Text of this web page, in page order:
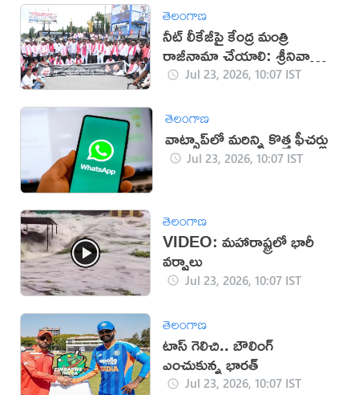
తెలంగాణ
నీట్ లీకేజీపై కేంద్ర మంత్రి
రాజీనామా చేయాలి: శ్రీనివాస్
గౌడ్Jul 23, 2026, 10:07 IST
తెలంగాణ
వాట్సాప్‌లో మరిన్ని కొత్త ఫీచర్లు
Jul 23, 2026, 10:07 IST
తెలంగాణ
VIDEO: మహారాష్ట్రలో భారీ
వర్షాలు
Jul 23, 2026, 10:07 IST
తెలంగాణ
టాస్ గెలిచి.. బౌలింగ్
ఎంచుకున్న భారత్
Jul 23, 2026, 10:07 IST